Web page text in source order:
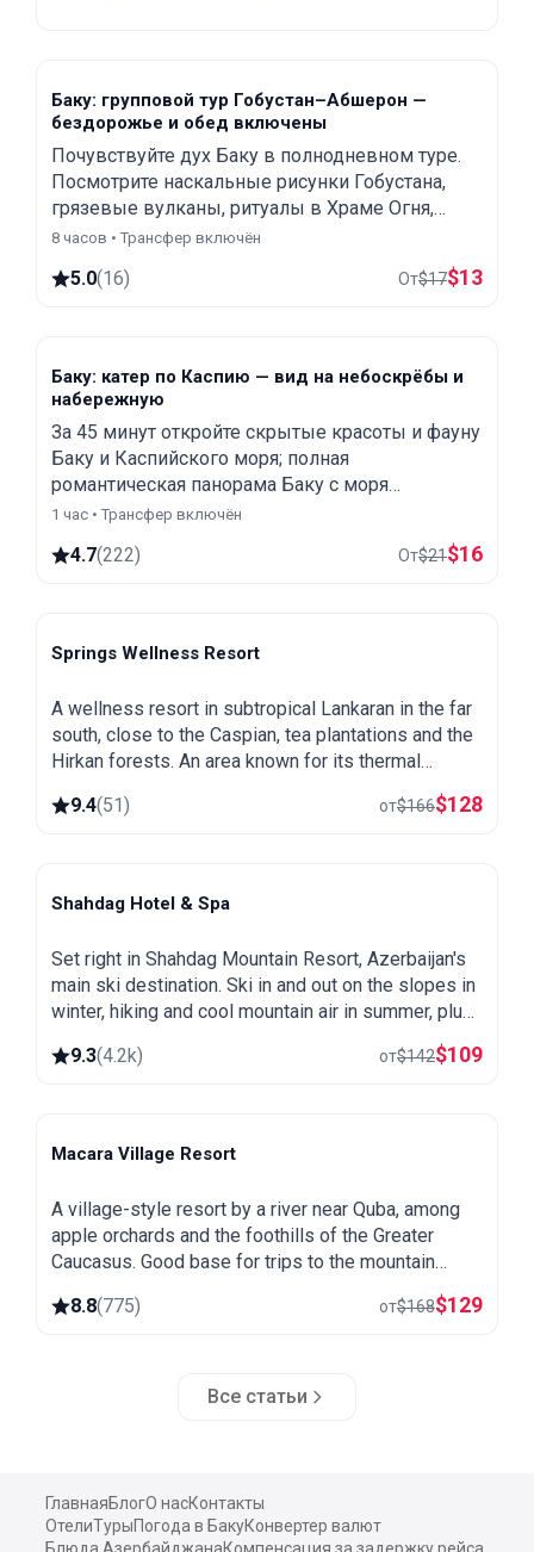
Баку: групповой тур Гобустан–Абшерон —
бездорожье и обед включены
Почувствуйте дух Баку в полнодневном туре.
Посмотрите наскальные рисунки Гобустана,
грязевые вулканы, ритуалы в Храме Огня,
Горящую гору, Центр Гейдара Алиева и
8 часов • Трансфер включён
5.0(16) От$17$13
Баку: катер по Каспию — вид на небоскрёбы и
набережную
За 45 минут откройте скрытые красоты и фауну
Баку и Каспийского моря; полная
романтическая панорама Баку с моря
раскрывает красоту, сочетающую архитектуру
1 час • Трансфер включён
4.7(222) От$21$16
Lankaran
Springs Wellness Resort
A wellness resort in subtropical Lankaran in the far
south, close to the Caspian, tea plantations and the
Hirkan forests. An area known for its thermal
9.4(51) от$166$128
Shahdag
Shahdag Hotel & Spa
Set right in Shahdag Mountain Resort, Azerbaijan's
main ski destination. Ski in and out on the slopes in
winter, hiking and cool mountain air in summer, plus
9.3(4.2k) от$142$109
Quba
Macara Village Resort
A village-style resort by a river near Quba, among
apple orchards and the foothills of the Greater
Caucasus. Good base for trips to the mountain
8.8(775) от$168$129
Все статьи
ГлавнаяБлогО насКонтакты
ОтелиТурыПогода в БакуКонвертер валют